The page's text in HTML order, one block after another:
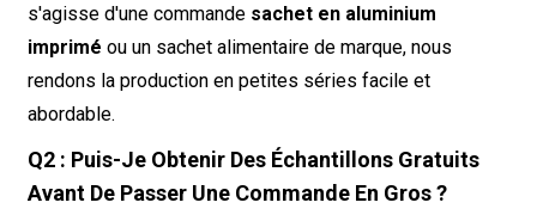
s'agisse d'une commande sachet en aluminium
imprimé ou un sachet alimentaire de marque, nous
rendons la production en petites séries facile et
abordable.
Q2 : Puis-Je Obtenir Des Échantillons Gratuits
Avant De Passer Une Commande En Gros ?